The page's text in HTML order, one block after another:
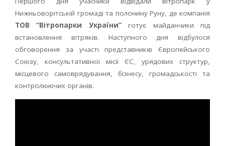
Нижньоворітській громаді та полонину Руну, де компанія
ТОВ “Вітропарки України”готує майданчики під
встановлення вітряків. Наступного дня відбулося
обговорення за участі представників Європейського
Союзу, консультативної місії ЄС, урядових структур,
місцевого самоврядування, бізнесу, громадськості та
контролюючих органів.